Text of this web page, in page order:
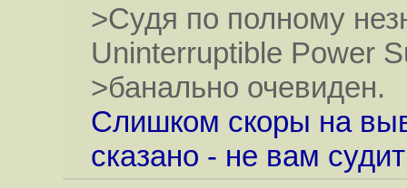
>Судя по полному
Uninterruptible Power
>банально очевиден.
Слишком скоры на
сказано - не вам